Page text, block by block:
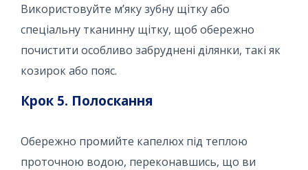
Використовуйте м’яку зубну щітку або
спеціальну тканинну щітку, щоб обережно
почистити особливо забруднені ділянки, такі як
козирок або пояс.
Крок 5. Полоскання
Обережно промийте капелюх під теплою
проточною водою, переконавшись, що ви